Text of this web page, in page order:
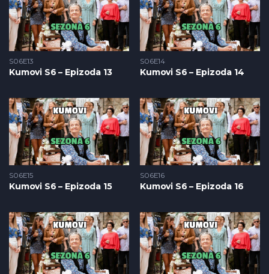
S06E13
Kumovi S6 – Epizoda 13
S06E14
Kumovi S6 – Epizoda 14
S06E15
Kumovi S6 – Epizoda 15
S06E16
Kumovi S6 – Epizoda 16